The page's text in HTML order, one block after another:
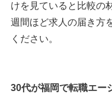
けを見ていると比較の
週間ほど求人の届き方
ください。
30代が福岡で転職エー